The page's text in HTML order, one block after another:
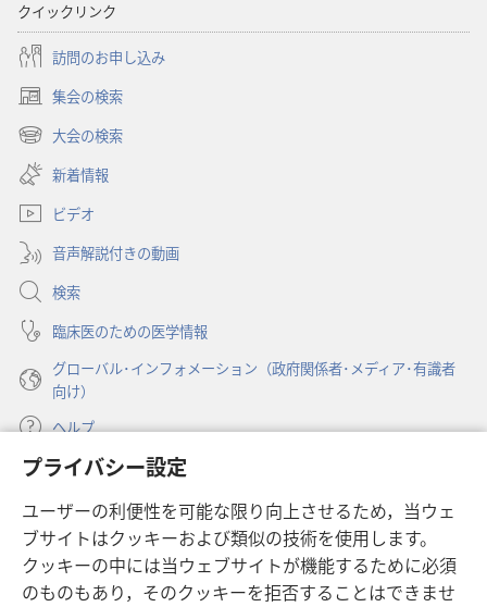
プライバシー設定
ユーザーの利便性を可能な限り向上させるため，当ウェ
ブサイトはクッキーおよび類似の技術を使用します。
クッキーの中には当ウェブサイトが機能するために必須
のものもあり，そのクッキーを拒否することはできませ
クイックリンク
訪問のお申し込み
集会の検索
（新
し
タ
で
開
く）
大会の検索
（新
し
い
タ
ブ
で
開
く）
新着情報
ビデオ
音声解説付きの動画
検索
臨床医のための医学情報
グローバル･インフォメーション（政府関係者･メディア･有識者
向け）
ヘルプ
寄付
し
い
タ
ブ
ものみの塔 オンライン・ライブラリー
（新
し
い
JW Hub ®
（新